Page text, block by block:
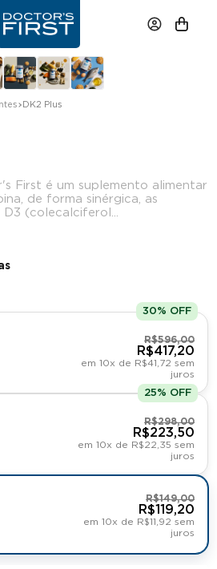
em quantidade
DK2 Plus
First é um suplemento alimentar
de forma sinérgica, as
D3 (colecalciferol...
30% OFF
R$596,00
R$417,20
em 10x de R$41,72 sem
juros
25% OFF
R$298,00
R$223,50
em 10x de R$22,35 sem
juros
R$149,00
R$119,20
em 10x de R$11,92 sem
juros